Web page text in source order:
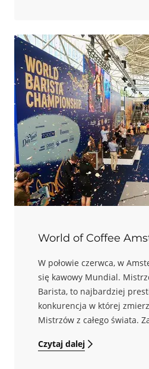
World of Coffee
W połowie czerwca, w
się kawowy Mundial.
Barista, to najbardziej
konkurencja w której
Mistrzów z całego świata.
których również i my się
Czytaj dalej